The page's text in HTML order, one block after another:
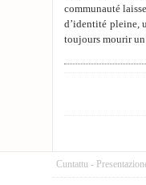
communauté
d’identité pleine,
toujours mourir
Cuntattu -